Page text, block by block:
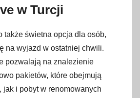
w Turcji
także świetna opcja dla osób,
na wyjazd w ostatniej chwili.
pozwalają na znalezienie
pakietów, które obejmują
jak i pobyt w renomowanych